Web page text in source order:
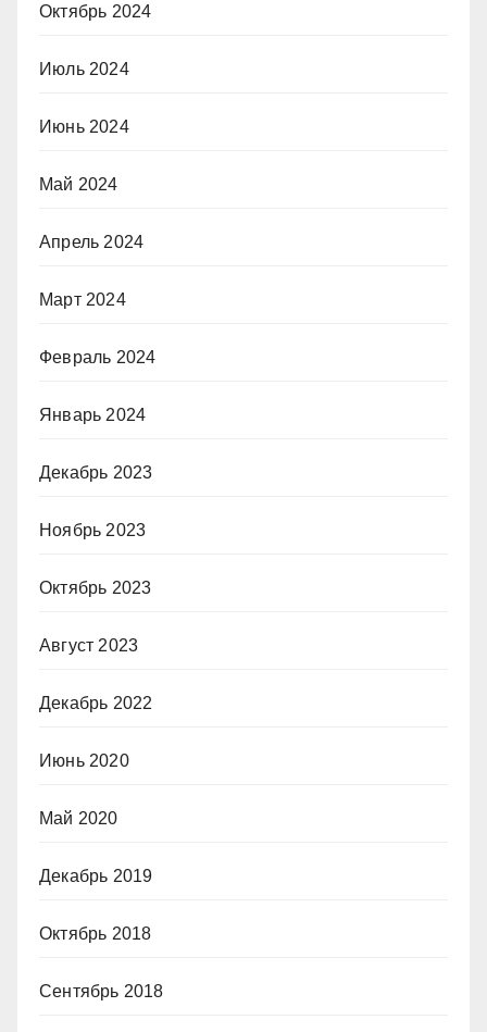
Октябрь 2024
Июль 2024
Июнь 2024
Май 2024
Апрель 2024
Март 2024
Февраль 2024
Январь 2024
Декабрь 2023
Ноябрь 2023
Октябрь 2023
Август 2023
Декабрь 2022
Июнь 2020
Май 2020
Декабрь 2019
Октябрь 2018
Сентябрь 2018